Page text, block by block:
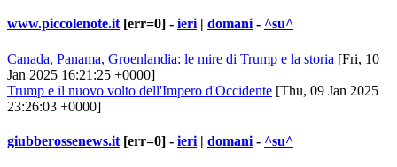
www.piccolenote.it[err=0] - ieri| domani- ^su^
Canada, Panama, Groenlandia: le mire di Trump e la storia [Fri, 10
Jan 2025 16:21:25 +0000]
Trump e il nuovo volto dell'Impero d'Occidente [Thu, 09 Jan 2025
23:26:03 +0000]
giubberossenews.it [err=0] - ieri | domani - ^su^